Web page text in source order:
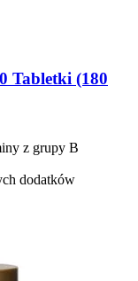
Tabletki (180
z grupy B
dodatków